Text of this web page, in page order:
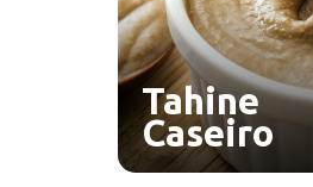
Tahine
Caseiro